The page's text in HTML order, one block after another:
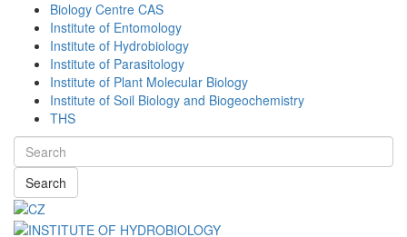
Biology Centre CAS
Institute of Entomology
Institute of Hydrobiology
Institute of Parasitology
Institute of Plant Molecular Biology
Institute of Soil Biology and Biogeochemistry
THS
Search